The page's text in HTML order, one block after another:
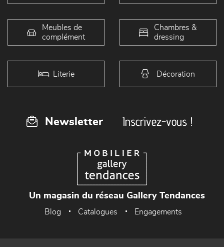
Meubles de
complément
Chambres &
dressing
Literie Décoration
Newsletter Inscrivez-vous !
Un magasin du réseau Gallery Tendances
Blog Catalogues Engagements